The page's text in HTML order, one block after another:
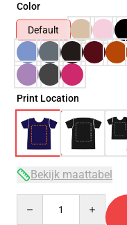
Color
Default
Print Location
Bekijk maattabel